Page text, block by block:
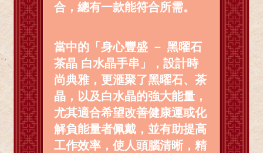
合，總有一款能符合所需。
當中的「身心豐盛 － 黑曜石
茶晶 白水晶手串」，設計時
尚典雅，更滙聚了黑曜石、茶
晶，以及白水晶的強大能量，
尤其適合希望改善健康運或化
解負能量者佩戴，並有助提高
工作效率，使人頭腦清晰，精